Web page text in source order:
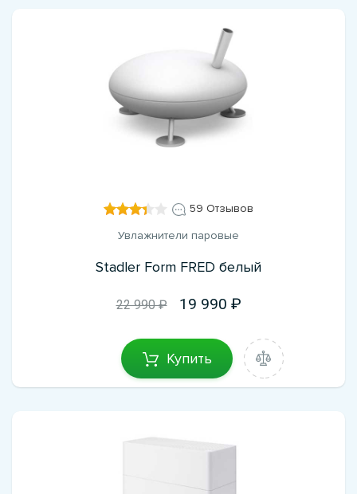
59 Отзывов
Увлажнители паровые
Stadler Form FRED белый
22 990 ₽ 19 990
Купить